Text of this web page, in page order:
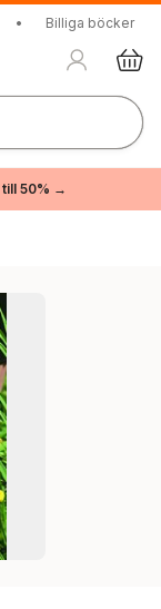
• Billiga böcker
till 50% →